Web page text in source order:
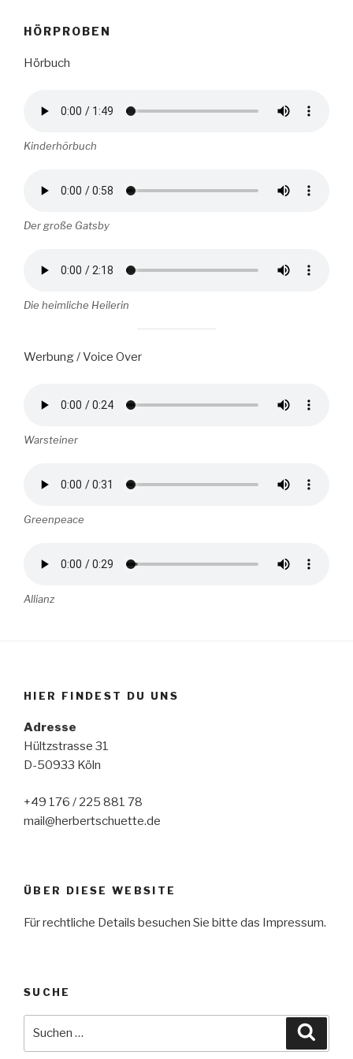
HÖRPROBEN
Hörbuch
Kinderhörbuch
Der große Gatsby
Die heimliche Heilerin
Werbung / Voice Over
Warsteiner
Greenpeace
Allianz
HIER FINDEST DU UNS
Adresse
Hültzstrasse 31
D-50933 Köln
+49 176 / 225 881 78
mail@herbertschuette.de
ÜBER DIESE WEBSITE
Für rechtliche Details besuchen Sie bitte das Impressum.
SUCHE